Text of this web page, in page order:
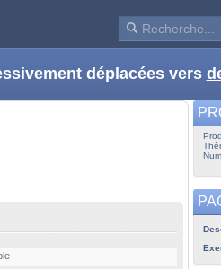
déplacées vers